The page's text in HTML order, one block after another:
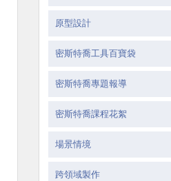
原型設計
密斯特喬工具百寶袋
密斯特喬專題報導
密斯特喬課程花絮
場景情境
跨領域製作